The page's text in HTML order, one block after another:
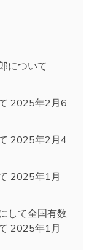
について
2025年2月6
2025年2月4
2025年1月
して全国有数
2025年1月